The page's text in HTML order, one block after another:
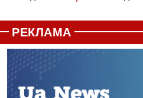
РЕКЛАМА